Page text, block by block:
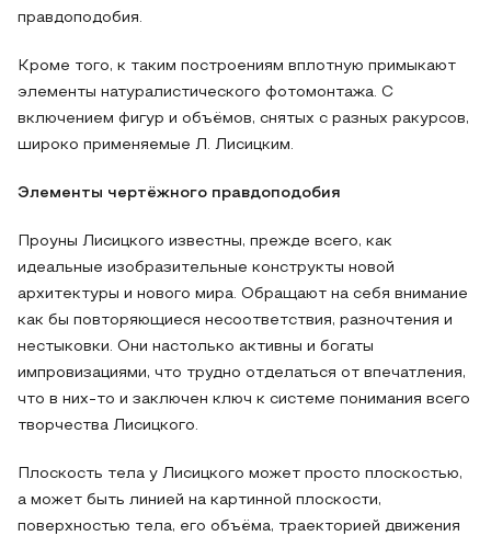
правдоподобия.
Кроме того, к таким построениям вплотную примыкают
элементы натуралистического фотомонтажа. С
включением фигур и объёмов, снятых с разных ракурсов,
широко применяемые Л. Лисицким.
Элементы чертёжного правдоподобия
Проуны Лисицкого известны, прежде всего, как
идеальные изобразительные конструкты новой
архитектуры и нового мира. Обращают на себя внимание
как бы повторяющиеся несоответствия, разночтения и
нестыковки. Они настолько активны и богаты
импровизациями, что трудно отделаться от впечатления,
что в них-то и заключен ключ к системе понимания всего
творчества Лисицкого.
Плоскость тела у Лисицкого может просто плоскостью,
а может быть линией на картинной плоскости,
поверхностью тела, его объёма, траекторией движения